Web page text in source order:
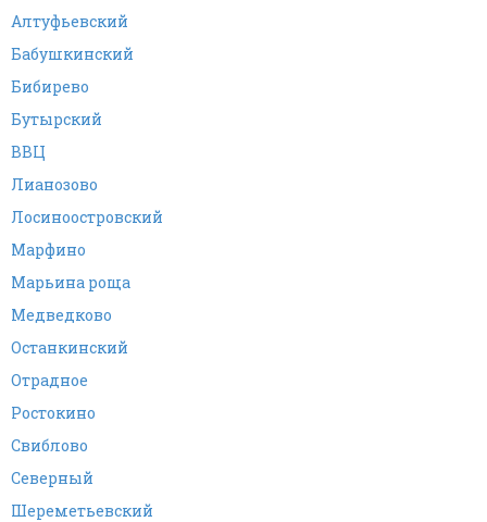
Алтуфьевский
Бабушкинский
Бибирево
Бутырский
ВВЦ
Лианозово
Лосиноостровский
Марфино
Марьина роща
Медведково
Останкинский
Отрадное
Ростокино
Свиблово
Северный
Шереметьевский